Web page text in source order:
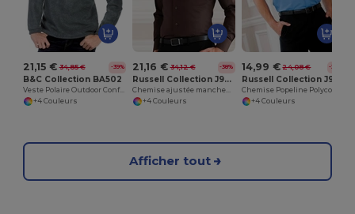
21,15 € 34,85 € -39%
B&C Collection BA502
Veste Polaire Outdoor Confortable
+4 Couleurs
21,16 € 34,12 € -38%
Russell Collection J946M
+4 Couleurs
14,99 € 24,08 € -38%
+4 Couleurs
Afficher tout